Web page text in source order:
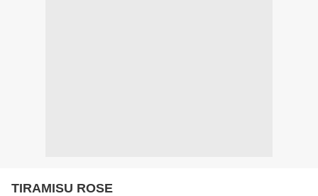
TIRAMISU ROSE